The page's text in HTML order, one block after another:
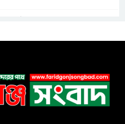
প্রশিক্ষণ কর্মশালার উদ্বোধন
ফরিদগঞ্জে সরকারি সম্পত্তি দখল করে ভবণ